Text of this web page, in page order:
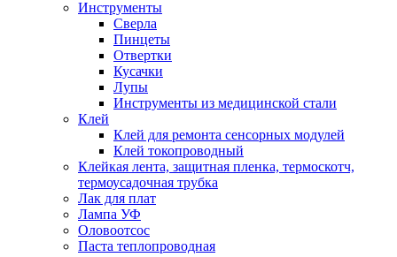
Инструменты
Сверла
Пинцеты
Отвертки
Кусачки
Лупы
Инструменты из медицинской стали
Клей
Клей для ремонта сенсорных модулей
Клей токопроводный
Клейкая лента, защитная пленка, термоскотч,
термоусадочная трубка
Лак для плат
Лампа УФ
Оловоотсос
Паста теплопроводная